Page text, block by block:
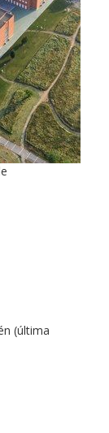
(última